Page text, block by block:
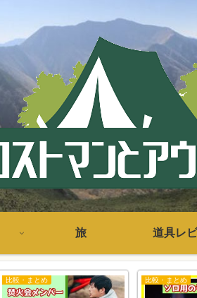
旅 道具レ
比較・まとめ 比較・まとめ